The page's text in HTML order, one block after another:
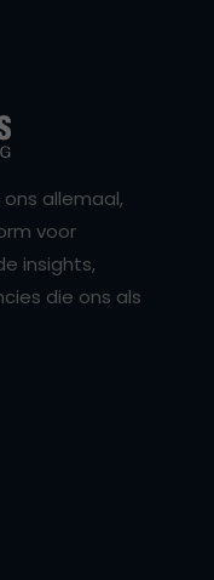
allemaal,
voor
insights,
die ons als